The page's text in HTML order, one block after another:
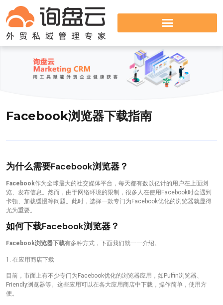
Facebook浏览器下载指南
为什么需要Facebook浏览器？
Facebook作为全球最大的社交媒体平台，每天都有数以亿计的用户在上面浏
览、发布信息。然而，由于网络环境的限制，很多人在使用Facebook时会遇到
卡顿、加载缓慢等问题。此时，选择一款专门为Facebook优化的浏览器就显得
尤为重要。
如何下载Facebook浏览器？
Facebook浏览器下载有多种方式，下面我们就一一介绍。
1. 在应用商店下载
目前，市面上有不少专门为Facebook优化的浏览器应用，如Puffin浏览器、
Friendly浏览器等。这些应用可以在各大应用商店中下载，操作简单，使用方
便。